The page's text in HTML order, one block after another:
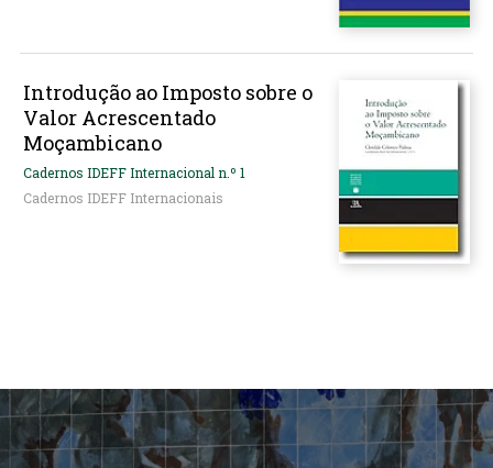
Introdução ao Imposto sobre o
Valor Acrescentado
Moçambicano
Cadernos IDEFF Internacional n.º 1
Cadernos IDEFF Internacionais